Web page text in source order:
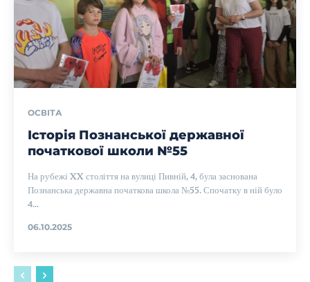
ОСВІТА
Історія Познанської державної
початкової школи №55
На рубежі XX століття на вулиці Пивній, 4, була заснована
Познанська державна початкова школа №55. Спочатку в ній було
4...
06.10.2025